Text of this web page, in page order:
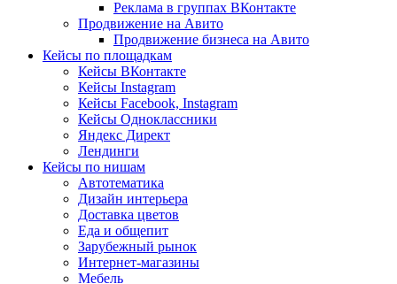
Реклама в группах ВКонтакте
Продвижение на Авито
Продвижение бизнеса на Авито
Кейсы по площадкам
Кейсы ВКонтакте
Кейсы Instagram
Кейсы Facebook, Instagram
Кейсы Одноклассники
Яндекс Директ
Лендинги
Кейсы по нишам
Автотематика
Дизайн интерьера
Доставка цветов
Еда и общепит
Зарубежный рынок
Интернет-магазины
Мебель